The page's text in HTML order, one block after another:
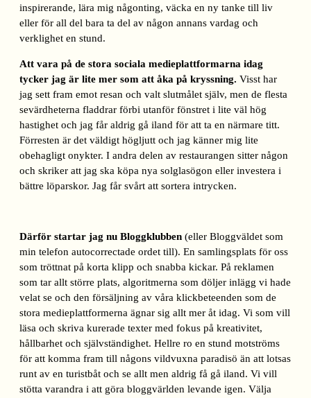
inspirerande, lära mig någonting, väcka en ny tanke till liv
eller för all del bara ta del av någon annans vardag och
verklighet en stund.
Att vara på de stora sociala medieplattformarna idag
tycker jag är lite mer som att åka på kryssning. Visst har
jag sett fram emot resan och valt slutmålet själv, men de flesta
sevärdheterna fladdrar förbi utanför fönstret i lite väl hög
hastighet och jag får aldrig gå iland för att ta en närmare titt.
Förresten är det väldigt högljutt och jag känner mig lite
obehagligt onykter. I andra delen av restaurangen sitter någon
och skriker att jag ska köpa nya solglasögon eller investera i
bättre löparskor. Jag får svårt att sortera intrycken.
Därför startar jag nu Bloggklubben (eller Bloggväldet som
min telefon autocorrectade ordet till). En samlingsplats för oss
som tröttnat på korta klipp och snabba kickar. På reklamen
som tar allt större plats, algoritmerna som döljer inlägg vi hade
velat se och den försäljning av våra klickbeteenden som de
stora medieplattformerna ägnar sig allt mer åt idag. Vi som vill
läsa och skriva kurerade texter med fokus på kreativitet,
hållbarhet och självständighet. Hellre ro en stund motströms
för att komma fram till någons vildvuxna paradisö än att lotsas
runt av en turistbåt och se allt men aldrig få gå iland. Vi vill
stötta varandra i att göra bloggvärlden levande igen. Välja